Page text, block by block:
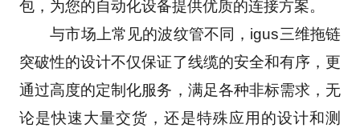
包，为您的自动化设备提供优质的连接方案。
与市场上常见的波纹管不同，igus三维拖链
突破性的设计不仅保证了线缆的安全和有序，更
通过高度的定制化服务，满足各种非标需求，无
论是快速大量交货，还是特殊应用的设计和测